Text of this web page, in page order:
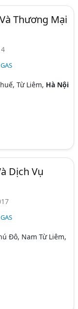
Thương Mại
Từ Liêm, Hà Nội
Dịch Vụ
Đô, Nam Từ Liêm,